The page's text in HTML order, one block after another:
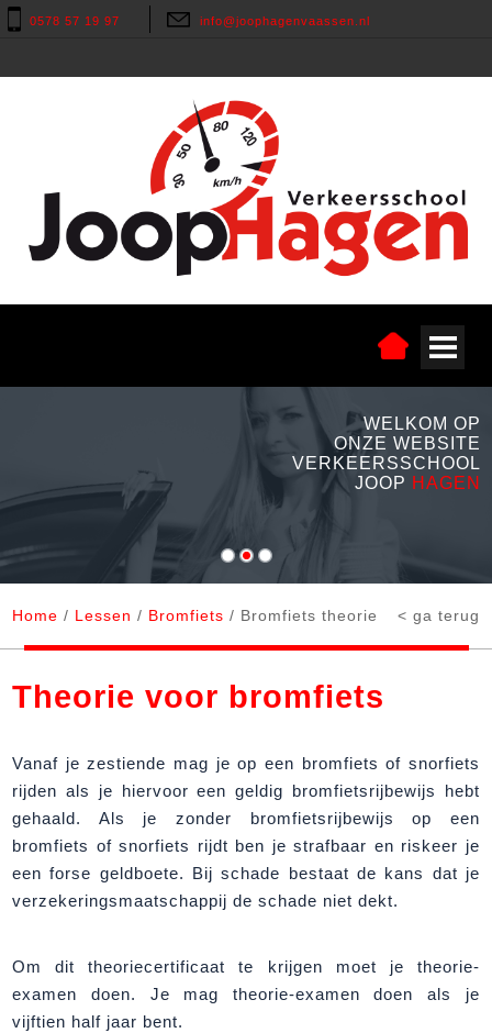
0578 57 19 97 info@joophagenvaassen.nl
WELKOM OP
ONZE WEBSITE
VERKEERSSCHOOL
JOOP HAGEN
Home / Lessen / Bromfiets / Bromfiets theorie < ga terug
Theorie voor bromfiets
Vanaf je zestiende mag je op een bromfiets of snorfiets
rijden als je hiervoor een geldig bromfietsrijbewijs hebt
gehaald. Als je zonder bromfietsrijbewijs op een
bromfiets of snorfiets rijdt ben je strafbaar en riskeer je
een forse geldboete. Bij schade bestaat de kans dat je
verzekeringsmaatschappij de schade niet dekt.
Om dit theoriecertificaat te krijgen moet je theorie-
examen doen. Je mag theorie-examen doen als je
vijftien half jaar bent.